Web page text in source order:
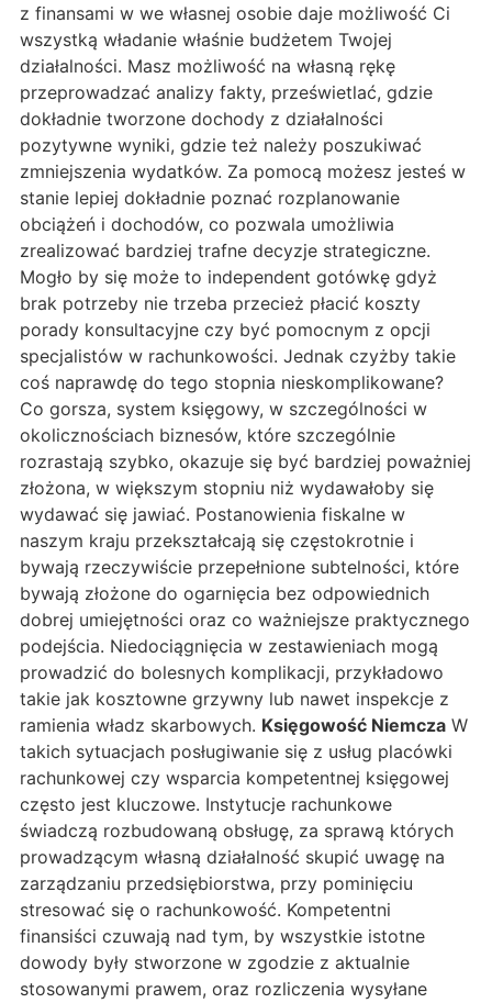
z finansami w we własnej osobie daje możliwość Ci
wszystką władanie właśnie budżetem Twojej
działalności. Masz możliwość na własną rękę
przeprowadzać analizy fakty, prześwietlać, gdzie
dokładnie tworzone dochody z działalności
pozytywne wyniki, gdzie też należy poszukiwać
zmniejszenia wydatków. Za pomocą możesz jesteś w
stanie lepiej dokładnie poznać rozplanowanie
obciążeń i dochodów, co pozwala umożliwia
zrealizować bardziej trafne decyzje strategiczne.
Mogło by się może to independent gotówkę gdyż
brak potrzeby nie trzeba przecież płacić koszty
porady konsultacyjne czy być pomocnym z opcji
specjalistów w rachunkowości. Jednak czyżby takie
coś naprawdę do tego stopnia nieskomplikowane?
Co gorsza, system księgowy, w szczególności w
okolicznościach biznesów, które szczególnie
rozrastają szybko, okazuje się być bardziej poważniej
złożona, w większym stopniu niż wydawałoby się
wydawać się jawiać. Postanowienia fiskalne w
naszym kraju przekształcają się częstokrotnie i
bywają rzeczywiście przepełnione subtelności, które
bywają złożone do ogarnięcia bez odpowiednich
dobrej umiejętności oraz co ważniejsze praktycznego
podejścia. Niedociągnięcia w zestawieniach mogą
prowadzić do bolesnych komplikacji, przykładowo
takie jak kosztowne grzywny lub nawet inspekcje z
ramienia władz skarbowych. Księgowość Niemcza W
takich sytuacjach posługiwanie się z usług placówki
rachunkowej czy wsparcia kompetentnej księgowej
często jest kluczowe. Instytucje rachunkowe
świadczą rozbudowaną obsługę, za sprawą których
prowadzącym własną działalność skupić uwagę na
zarządzaniu przedsiębiorstwa, przy pominięciu
stresować się o rachunkowość. Kompetentni
finansiści czuwają nad tym, by wszystkie istotne
dowody były stworzone w zgodzie z aktualnie
stosowanymi prawem, oraz rozliczenia wysyłane